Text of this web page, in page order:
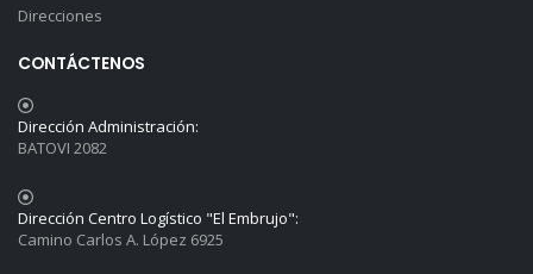
Direcciones
CONTÁCTENOS
Dirección Administración:
BATOVI 2082
Dirección Centro Logístico "El Embrujo":
Camino Carlos A. López 6925